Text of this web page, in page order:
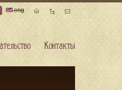
eng
Контакты